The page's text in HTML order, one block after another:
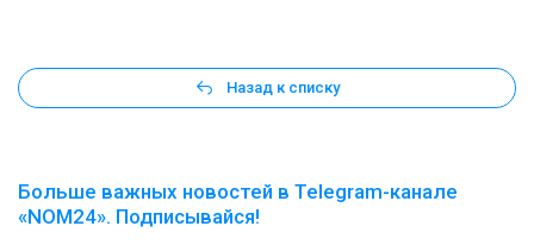
Назад к списку
Больше важных новостей в Telegram-канале
«NOM24». Подписывайся!